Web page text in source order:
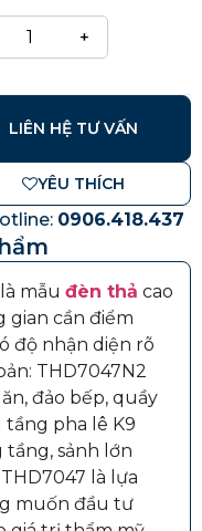
LIÊN HỆ TƯ VẤN
YÊU THÍCH
0906.418.437
là mẫu đèn thả cao
gian cần điểm
độ nhận diện rõ
THD7047N2
đảo bếp, quầy
tầng pha lê K9
sảnh lớn
là lựa
muốn đầu tư